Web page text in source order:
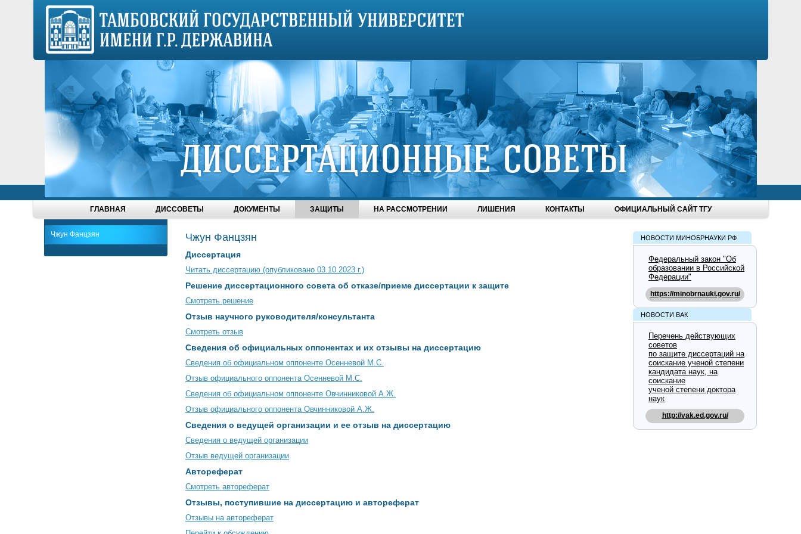
ГЛАВНАЯ ДИССОВЕТЫ ДОКУМЕНТЫ ЗАЩИТЫ НА РАССМОТРЕНИИ ЛИШЕНИЯ КОНТАКТЫ ОФИЦИАЛЬНЫЙ САЙТ ТГУ
Чжун Фанцзян Чжун Фанцзян
Диссертация
Читать диссертацию (опубликовано 03.10.2023 г.)
Решение диссертационного совета об отказе/приеме диссертации к защите
Смотреть решение
Отзыв научного руководителя/консультанта
Смотреть отзыв
Сведения об официальных оппонентах и их отзывы на диссертацию
Сведения об официальном оппоненте Осенневой М.С.
Отзыв официального оппонента Осенневой М.С.
Сведения об официальном оппоненте Овчинниковой А.Ж.
Отзыв официального оппонента Овчинниковой А.Ж.
Сведения о ведущей организации и ее отзыв на диссертацию
Сведения о ведущей организации
Отзыв ведущей организации
Автореферат
Смотреть автореферат
Отзывы, поступившие на диссертацию и автореферат
Отзывы на автореферат
НОВОСТИ МИНОБРНАУКИ РФ
Федеральный закон "Об
образовании в Российской
Федерации"
https://minobrnauki.gov.ru/
НОВОСТИ ВАК
Перечень действующих
советов
по защите диссертаций на
соискание ученой степени
кандидата наук, на
соискание
ученой степени доктора
наук
http://vak.ed.gov.ru/